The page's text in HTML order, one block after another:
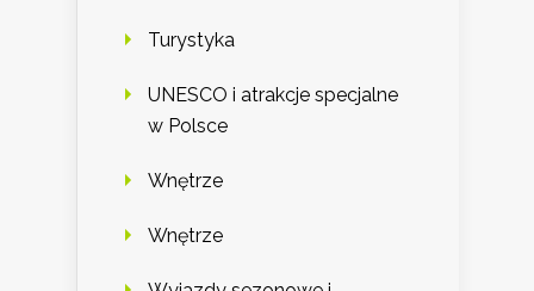
Turystyka
UNESCO i atrakcje specjalne
w Polsce
Wnętrze
Wnętrze